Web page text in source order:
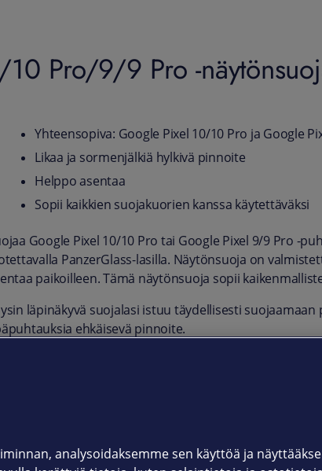
Pro/9/9 Pro -
Yhteensopiva: Google Pixel 10/10 Pro ja Google
Likaa ja sormenjälkiä hylkivä pinnoite
Helppo asentaa
Sopii kaikkien suojakuorien kanssa käytettäväksi
Google Pixel 10/10 Pro tai Google Pixel 9/9 Pro -
PanzerGlass-lasilla. Näytönsuoja on
paikoilleen. Tämä näytönsuoja sopii
läpinäkyvä suojalasi istuu täydellisesti
ehkäisevä pinnoite.
analysoidaksemme sen käyttöä ja